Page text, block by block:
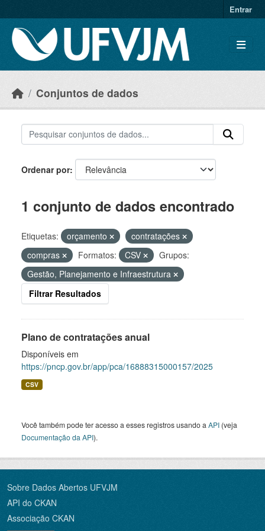
Entrar
Conjuntos de dados
Ordenar por
1 conjunto de dados encontrado
Etiquetas: orçamento
contratações
compras
Formatos: CSV
Grupos:
Gestão, Planejamento e Infraestrutura
Filtrar Resultados
Plano de contratações anual
Disponíveis em
https://pncp.gov.br/app/pca/16888315000157/2025
CSV
Você também pode ter acesso a esses registros usando a API (veja
Documentação da API).
Sobre Dados Abertos UFVJM
API do CKAN
Associação CKAN